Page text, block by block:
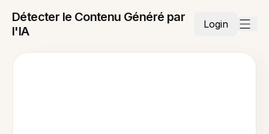
Détecter le Contenu Généré par
l'IA
Login